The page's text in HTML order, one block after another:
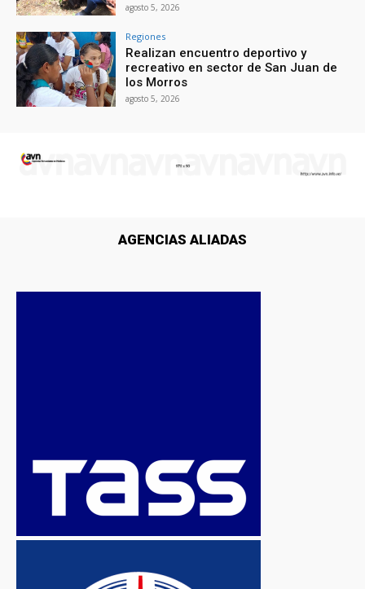
agosto 5, 2026
Regiones
Realizan encuentro deportivo y
recreativo en sector de San Juan de
los Morros
agosto 5, 2026
AGENCIAS ALIADAS